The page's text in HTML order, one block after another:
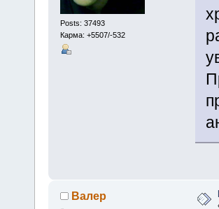
Posts: 37493
Карма: +5507/-532
Валер